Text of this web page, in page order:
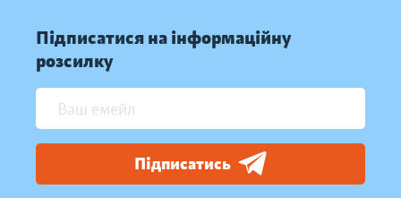
Підписатися на інформаційну
розсилку
Підписатись